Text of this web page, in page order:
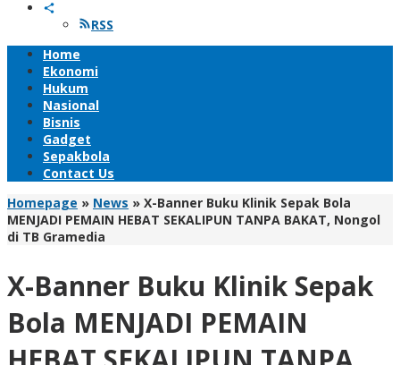
RSS
Home
Ekonomi
Hukum
Nasional
Bisnis
Gadget
Sepakbola
Contact Us
Homepage » News » X-Banner Buku Klinik Sepak Bola
MENJADI PEMAIN HEBAT SEKALIPUN TANPA BAKAT, Nongol
di TB Gramedia
X-Banner Buku Klinik Sepak
Bola MENJADI PEMAIN